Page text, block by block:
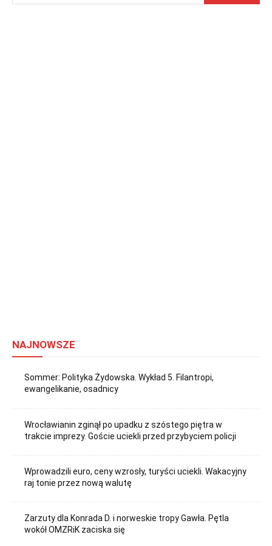
NAJNOWSZE
Sommer: Polityka Żydowska. Wykład 5. Filantropi,
ewangelikanie, osadnicy
Wrocławianin zginął po upadku z szóstego piętra w
trakcie imprezy. Goście uciekli przed przybyciem policji
Wprowadzili euro, ceny wzrosły, turyści uciekli. Wakacyjny
raj tonie przez nową walutę
Zarzuty dla Konrada D. i norweskie tropy Gawła. Pętla
wokół OMZRiK zaciska się